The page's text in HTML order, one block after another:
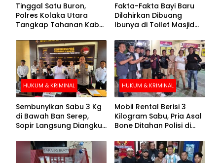
Tinggal Satu Buron,
Polres Kolaka Utara
Tangkap Tahanan Kabur
Pengejaran
Fakta-Fakta Bayi Baru
Dilahirkan Dibuang
Ibunya di Toilet Masjid
HUKUM & KRIMINAL
Sembunyikan Sabu 3 Kg
di Bawah Ban Serep,
Sopir Langsung Diangkut
HUKUM & KRIMINAL
Mobil Rental Berisi 3
Kilogram Sabu, Pria Asal
Bone Ditahan Polisi di